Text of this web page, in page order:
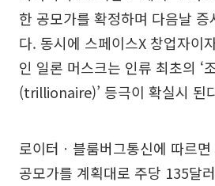
한 공모가를 확정하며 다음날
다. 동시에 스페이스X 창업자이
인 일론 머스크는 인류 최초의 ‘
(trillionaire)’ 등극이 확실시 된
로이터ㆍ블룸버그통신에 따르
공모가를 계획대로 주당 135달